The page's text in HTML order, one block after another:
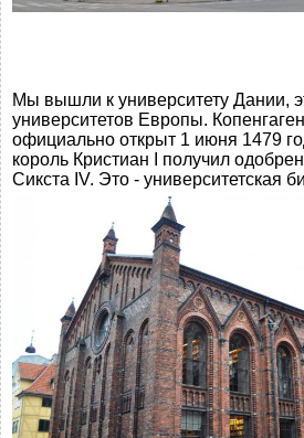
Мы вышли к университету Дании,
университетов Европы.
официально открыт 1 июня 1479
король Кристиан I получил
Сикста IV. Это - университетская